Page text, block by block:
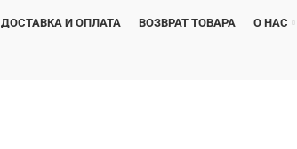
ДОСТАВКА И ОПЛАТА ВОЗВРАТ ТОВАРА О НАС